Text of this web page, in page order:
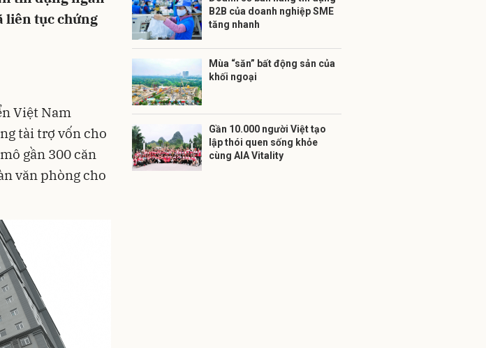
liên tục chứng
Việt Nam
tài trợ vốn cho
gần 300 căn
văn phòng cho
B2B của doanh nghiệp SME
tăng nhanh
Mùa “săn” bất động sản của
khối ngoại
Gần 10.000 người Việt tạo
lập thói quen sống khỏe
cùng AIA Vitality